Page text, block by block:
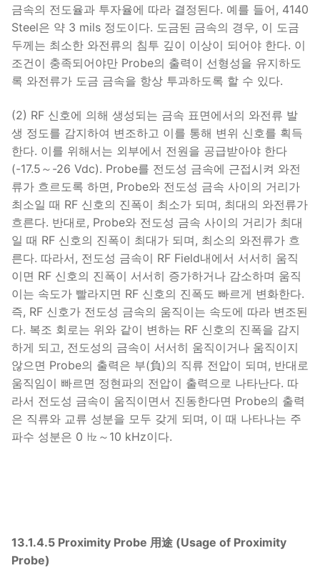
금속의 전도율과 투자율에 따라 결정된다. 예를 들어, 4140
Steel은 약 3 mils 정도이다. 도금된 금속의 경우, 이 도금
두께는 최소한 와전류의 침투 깊이 이상이 되어야 한다. 이
조건이 충족되어야만 Probe의 출력이 선형성을 유지하도
록 와전류가 도금 금속을 항상 투과하도록 할 수 있다.
(2) RF 신호에 의해 생성되는 금속 표면에서의 와전류 발
생 정도를 감지하여 변조하고 이를 통해 변위 신호를 획득
한다. 이를 위해서는 외부에서 전원을 공급받아야 한다
(-17.5～-26 Vdc). Probe를 전도성 금속에 근접시켜 와전
류가 흐르도록 하면, Probe와 전도성 금속 사이의 거리가
최소일 때 RF 신호의 진폭이 최소가 되며, 최대의 와전류가
흐른다. 반대로, Probe와 전도성 금속 사이의 거리가 최대
일 때 RF 신호의 진폭이 최대가 되며, 최소의 와전류가 흐
른다. 따라서, 전도성 금속이 RF Field내에서 서서히 움직
이면 RF 신호의 진폭이 서서히 증가하거나 감소하며 움직
이는 속도가 빨라지면 RF 신호의 진폭도 빠르게 변화한다.
즉, RF 신호가 전도성 금속의 움직이는 속도에 따라 변조된
다. 복조 회로는 위와 같이 변하는 RF 신호의 진폭을 감지
하게 되고, 전도성의 금속이 서서히 움직이거나 움직이지
않으면 Probe의 출력은 부(負)의 직류 전압이 되며, 반대로
움직임이 빠르면 정현파의 전압이 출력으로 나타난다. 따
라서 전도성 금속이 움직이면서 진동한다면 Probe의 출력
은 직류와 교류 성분을 모두 갖게 되며, 이 때 나타나는 주
파수 성분은 0 ㎐～10 kHz이다.
13.1.4.5 Proximity Probe 用途 (Usage of Proximity
Probe)